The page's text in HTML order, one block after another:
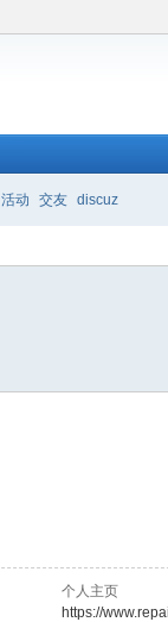
活动 交友 discuz
个人主页
https://